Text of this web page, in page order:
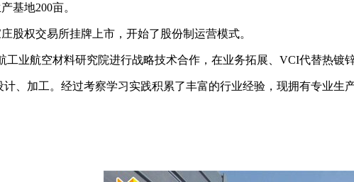
基地200亩。
股权交易所挂牌上市，开始了股份制运营模式。
工业航空材料研究院进行战略技术合作，在业务拓展、VCI代替热镀
计、加工。经过考察学习实践积累了丰富的行业经验，现拥有专业生